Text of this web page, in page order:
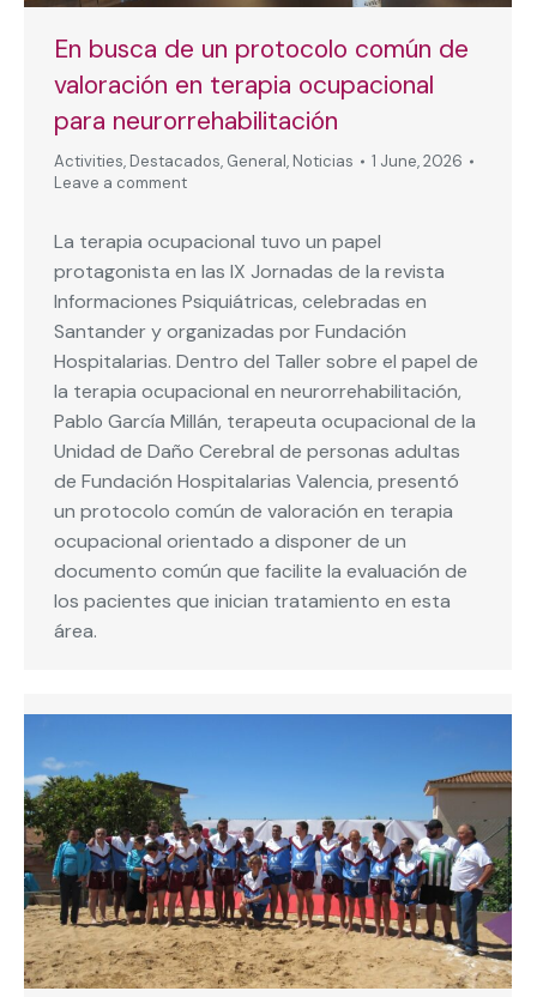
En busca de un protocolo común de
valoración en terapia ocupacional
para neurorrehabilitación
Activities, Destacados, General, Noticias
1 June, 2026
Leave a comment
La terapia ocupacional tuvo un papel
protagonista en las IX Jornadas de la revista
Informaciones Psiquiátricas, celebradas en
Santander y organizadas por Fundación
Hospitalarias. Dentro del Taller sobre el papel de
la terapia ocupacional en neurorrehabilitación,
Pablo García Millán, terapeuta ocupacional de la
Unidad de Daño Cerebral de personas adultas
de Fundación Hospitalarias Valencia, presentó
un protocolo común de valoración en terapia
ocupacional orientado a disponer de un
documento común que facilite la evaluación de
los pacientes que inician tratamiento en esta
área.